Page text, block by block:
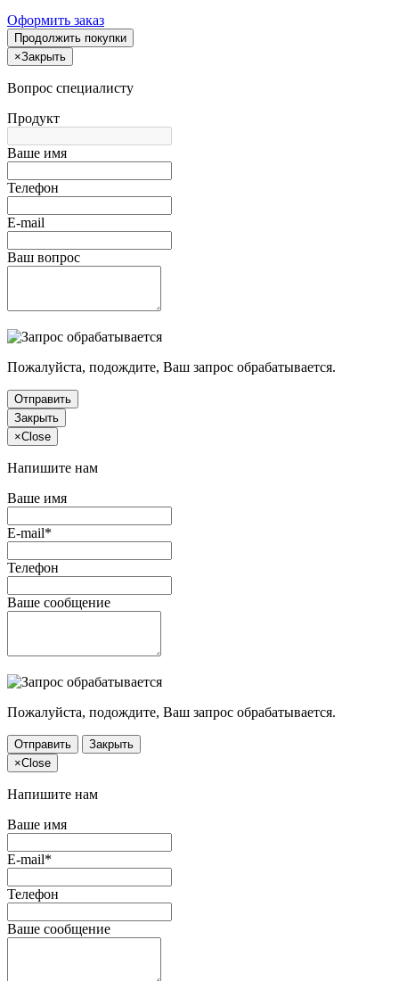
Оформить заказ
Продолжить покупки
×Закрыть
Вопрос специалисту
Продукт
Ваше имя
Телефон
E-mail
Ваш вопрос
Пожалуйста, подождите, Ваш запрос обрабатывается.
Отправить
Закрыть
×Close
Напишите нам
Ваше имя
E-mail*
Телефон
Ваше сообщение
Пожалуйста, подождите, Ваш запрос обрабатывается.
Отправить
Закрыть
×Close
Напишите нам
Ваше имя
E-mail*
Телефон
Ваше сообщение